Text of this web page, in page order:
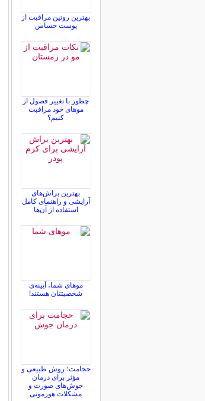
بهترین روتین مراقبت از
پوست حساس
چطور با تغییر فصول از
موهای خود مراقبت
کنیم؟
بهترین براش‌های
آرایشی و راهنمای کامل
استفاده از آن‌ها
موهای شما، آیینه‌ی
شخصیتتان هستند!
حجامت؛ روش طبیعی و
مؤثر برای درمان
جوش‌های صورت و
مشکلات هورمونی